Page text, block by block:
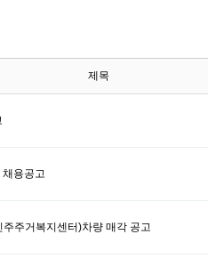
제목
용공고
주거복지센터)차량 매각 공고